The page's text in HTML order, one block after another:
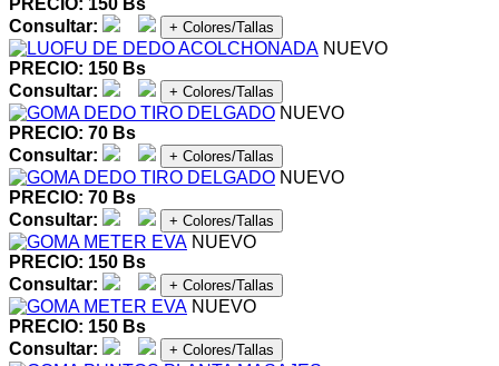
PRECIO: 150 Bs
Consultar:
+ Colores/Tallas
NUEVO
PRECIO: 150 Bs
Consultar:
+ Colores/Tallas
NUEVO
PRECIO: 70 Bs
Consultar:
+ Colores/Tallas
NUEVO
PRECIO: 70 Bs
Consultar:
+ Colores/Tallas
NUEVO
PRECIO: 150 Bs
Consultar:
+ Colores/Tallas
NUEVO
PRECIO: 150 Bs
Consultar:
+ Colores/Tallas